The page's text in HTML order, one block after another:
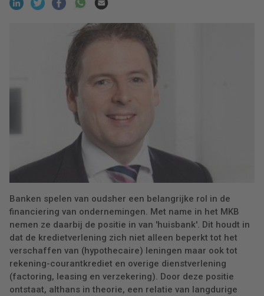
Banken spelen van oudsher een belangrijke rol in de
financiering van ondernemingen. Met name in het MKB
nemen ze daarbij de positie in van 'huisbank'. Dit houdt in
dat de kredietverlening zich niet alleen beperkt tot het
verschaffen van (hypothecaire) leningen maar ook tot
rekening-courantkrediet en overige dienstverlening
(factoring, leasing en verzekering). Door deze positie
ontstaat, althans in theorie, een relatie van langdurige